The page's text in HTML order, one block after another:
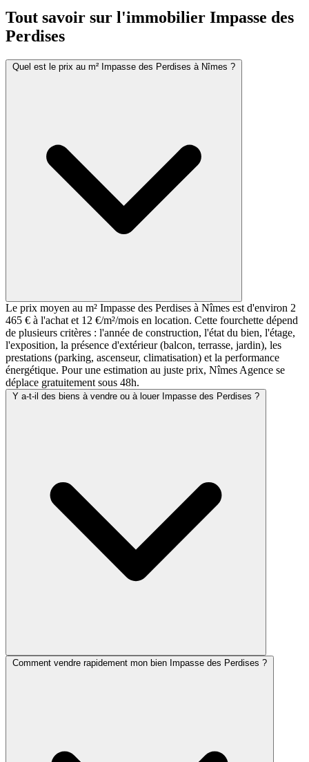
Tout savoir sur l'immobilier Impasse des
Perdises
Quel est le prix au m² Impasse des Perdises à Nîmes ?
Le prix moyen au m² Impasse des Perdises à Nîmes est d'environ 2
465 € à l'achat et 12 €/m²/mois en location. Cette fourchette dépend
de plusieurs critères : l'année de construction, l'état du bien, l'étage,
l'exposition, la présence d'extérieur (balcon, terrasse, jardin), les
prestations (parking, ascenseur, climatisation) et la performance
énergétique. Pour une estimation au juste prix, Nîmes Agence se
déplace gratuitement sous 48h.
Y a-t-il des biens à vendre ou à louer Impasse des Perdises ?
Comment vendre rapidement mon bien Impasse des Perdises ?